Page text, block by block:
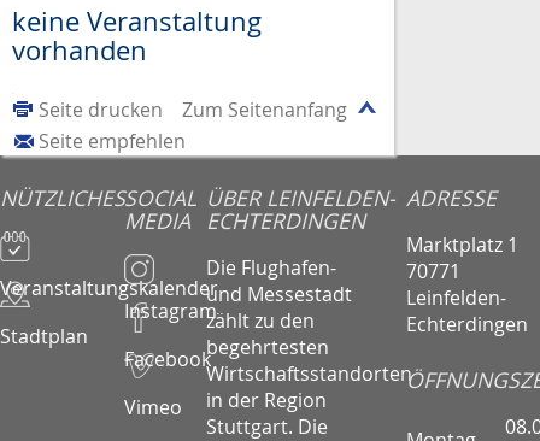
keine Veranstaltung
vorhanden
Zum Seitenanfang
Seite drucken
Seite empfehlen
NÜTZLICHES
Veranstaltungskalender
Stadtplan
SOCIAL
MEDIA
Instagram
Facebook
Vimeo
ÜBER LEINFELDEN-
ECHTERDINGEN
Die Flughafen-
und Messestadt
zählt zu den
begehrtesten
Wirtschaftsstandorten
in der Region
Stuttgart. Die
ADRESSE
Marktplatz 1
70771
Leinfelden-
Echterdingen